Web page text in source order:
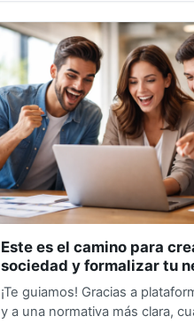
Este es el camino para
sociedad y formalizar tu
¡Te guiamos! Gracias a
y a una normativa más clara,